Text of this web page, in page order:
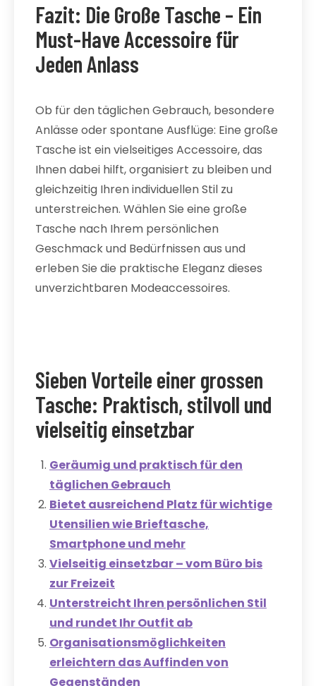
Fazit: Die Große Tasche – Ein
Must-Have Accessoire für
Jeden Anlass
Ob für den täglichen Gebrauch, besondere
Anlässe oder spontane Ausflüge: Eine große
Tasche ist ein vielseitiges Accessoire, das
Ihnen dabei hilft, organisiert zu bleiben und
gleichzeitig Ihren individuellen Stil zu
unterstreichen. Wählen Sie eine große
Tasche nach Ihrem persönlichen
Geschmack und Bedürfnissen aus und
erleben Sie die praktische Eleganz dieses
unverzichtbaren Modeaccessoires.
Sieben Vorteile einer grossen
Tasche: Praktisch, stilvoll und
vielseitig einsetzbar
Geräumig und praktisch für den
täglichen Gebrauch
Bietet ausreichend Platz für wichtige
Utensilien wie Brieftasche,
Smartphone und mehr
Vielseitig einsetzbar – vom Büro bis
zur Freizeit
Unterstreicht Ihren persönlichen Stil
und rundet Ihr Outfit ab
Organisationsmöglichkeiten
erleichtern das Auffinden von
Gegenständen